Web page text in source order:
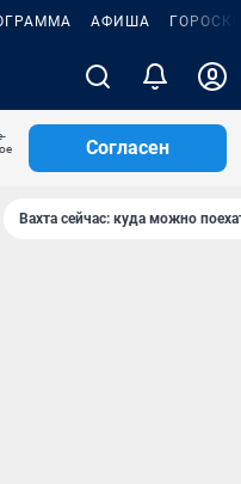
АФИША
Согласен
Вахта сейчас: куда можно